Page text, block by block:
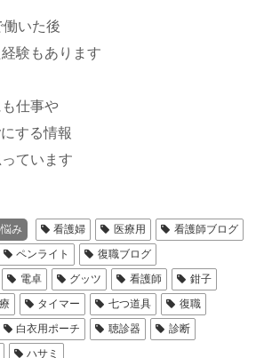
いた後
験もあります
仕事や
する情報
ています
み 看護婦 医療用
看護師ブログ
ペンライト
復職ブログ
電卓 グッツ 看護師
鉗子
タイマー 七つ道具
復職
白衣用ポーチ 聴診器
診断
ハサミ